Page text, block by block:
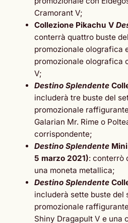
Cramorant V;
Collezione Pikachu V
conterrà quattro buste
promozionale olografica
promozionale olografica
V;
Destino Splendente
includerà tre buste del
promozionale
Galarian Mr. Rime o
corrispondente;
Destino Splendente
5 marzo 2021): conterrò
una moneta metallica;
Destino Splendente
includerà sette buste del
promozionale
Shiny Dragapult V e una